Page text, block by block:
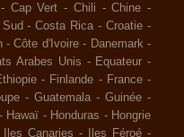
- Cap Vert - Chili -Chine -
-Costa Rica -Croatie -
-Côte d'Ivoire - Danemark -
Arabes Unis - Equateur -
- Finlande - France -
- Guatemala - Guinée -
- Hawaï - Honduras - Hongrie
Iles Canaries - Iles Féroé -